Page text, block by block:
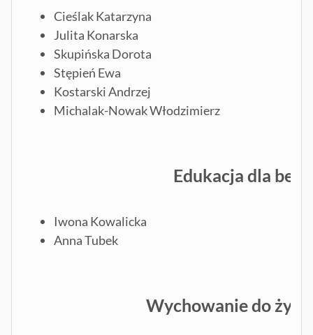
Cieślak Katarzyna
Julita Konarska
Skupińska Dorota
Stępień Ewa
Kostarski Andrzej
Michalak-Nowak Włodzimierz
Edukacja dla
Iwona Kowalicka
Anna Tubek
Wychowanie do